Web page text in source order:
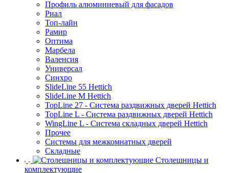
Профиль алюминиевый для фасадов
Риал
Топ-лайн
Рамир
Оптима
Марбела
Валенсия
Универсал
Синхро
SlideLine 55 Hettich
SlideLine M Hettich
TopLine 27 - Система раздвижных дверей Hettich
TopLine L - Система раздвижных дверей Hettich
WingLine L - Система складных дверей Hettich
Прочее
Системы для межкомнатных дверей
Складные
Столешницы и
комплектующие